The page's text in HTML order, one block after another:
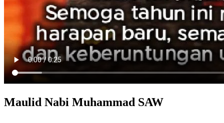
Maulid Nabi Muhammad SAW